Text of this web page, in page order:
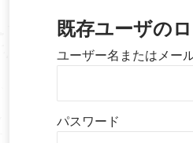
既存ユーザの
ユーザー名またはメー
パスワード